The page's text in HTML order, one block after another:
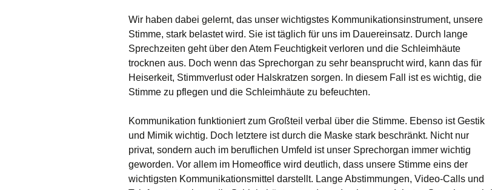
Wir haben dabei gelernt, das unser wichtigstes Kommunikationsinstrument, unsere
Stimme, stark belastet wird. Sie ist täglich für uns im Dauereinsatz. Durch lange
Sprechzeiten geht über den Atem Feuchtigkeit verloren und die Schleimhäute
trocknen aus. Doch wenn das Sprechorgan zu sehr beansprucht wird, kann das für
Heiserkeit, Stimmverlust oder Halskratzen sorgen. In diesem Fall ist es wichtig, die
Stimme zu pflegen und die Schleimhäute zu befeuchten.
Kommunikation funktioniert zum Großteil verbal über die Stimme. Ebenso ist Gestik
und Mimik wichtig. Doch letztere ist durch die Maske stark beschränkt. Nicht nur
privat, sondern auch im beruflichen Umfeld ist unser Sprechorgan immer wichtig
geworden. Vor allem im Homeoffice wird deutlich, dass unsere Stimme eins der
wichtigsten Kommunikationsmittel darstellt. Lange Abstimmungen, Video-Calls und